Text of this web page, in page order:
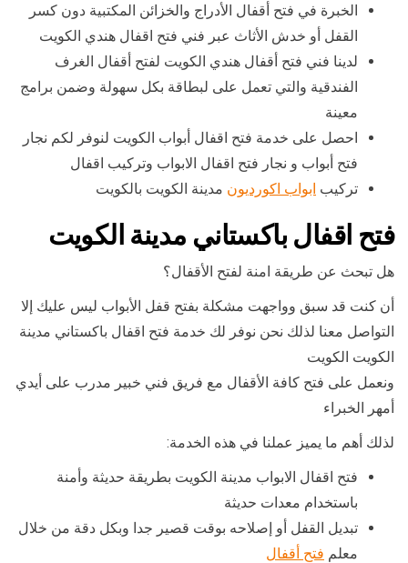
الخبرة في فتح أقفال الأدراج والخزائن المكتبية دون كسر
القفل أو خدش الأثاث عبر فني فتح اقفال هندي الكويت
لدينا فني فتح أقفال هندي الكويت لفتح أقفال الغرف
الفندقية والتي تعمل على لبطاقة بكل سهولة وضمن برامج
معينة
احصل على خدمة فتح اقفال أبواب الكويت لنوفر لكم نجار
فتح أبواب و نجار فتح اقفال الابواب وتركيب اقفال
تركيب ابواب اكورديون مدينة الكويت بالكويت
فتح اقفال باكستاني مدينة الكويت
هل تبحث عن طريقة امنة لفتح الأقفال؟
أن كنت قد سبق وواجهت مشكلة بفتح قفل الأبواب ليس عليك إلا
التواصل معنا لذلك نحن نوفر لك خدمة فتح اقفال باكستاني مدينة
الكويت الكويت
ونعمل على فتح كافة الأقفال مع فريق فني خبير مدرب على أيدي
أمهر الخبراء
لذلك أهم ما يميز عملنا في هذه الخدمة:
فتح اقفال الابواب مدينة الكويت بطريقة حديثة وأمنة
باستخدام معدات حديثة
تبديل القفل أو إصلاحه بوقت قصير جدا وبكل دقة من خلال
معلم فتح أقفال